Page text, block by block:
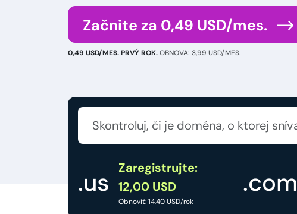
Začnite za 0,49 USD/mes.
0,49 USD/MES. PRVÝ ROK.OBNOVA: 3,99 USD/MES.
.us
Zaregistrujte:
12,00 USD
Obnoviť: 14,40 USD/rok
.com